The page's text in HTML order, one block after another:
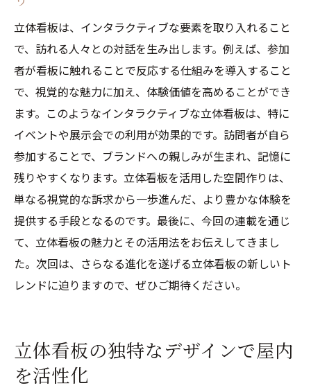
立体看板は、インタラクティブな要素を取り入れること
で、訪れる人々との対話を生み出します。例えば、参加
者が看板に触れることで反応する仕組みを導入すること
で、視覚的な魅力に加え、体験価値を高めることができ
ます。このようなインタラクティブな立体看板は、特に
イベントや展示会での利用が効果的です。訪問者が自ら
参加することで、ブランドへの親しみが生まれ、記憶に
残りやすくなります。立体看板を活用した空間作りは、
単なる視覚的な訴求から一歩進んだ、より豊かな体験を
提供する手段となるのです。最後に、今回の連載を通じ
て、立体看板の魅力とその活用法をお伝えしてきまし
た。次回は、さらなる進化を遂げる立体看板の新しいト
レンドに迫りますので、ぜひご期待ください。
立体看板の独特なデザインで屋内
を活性化